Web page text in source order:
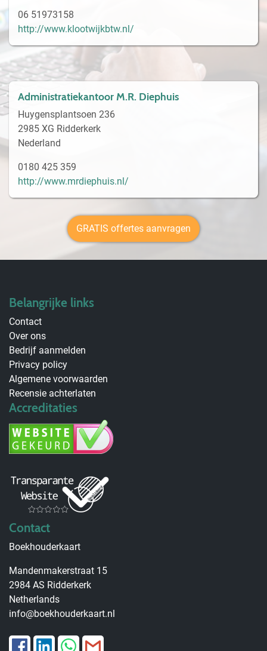
06 51973158
http://www.klootwijkbtw.nl/
Administratiekantoor M.R. Diephuis
Huygensplantsoen 236
2985 XG Ridderkerk
Nederland
0180 425 359
http://www.mrdiephuis.nl/
GRATIS offertes aanvragen
Belangrijke links
Contact
Over ons
Bedrijf aanmelden
Privacy policy
Algemene voorwaarden
Recensie achterlaten
Accreditaties
Contact
Boekhouderkaart
Mandenmakerstraat 15
2984 AS Ridderkerk
Netherlands
info@boekhouderkaart.nl